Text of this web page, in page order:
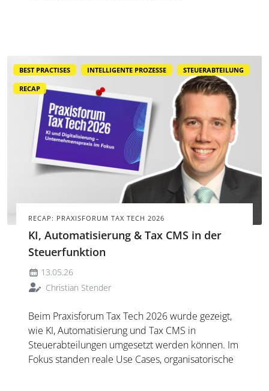
BEST PRACTISES INTELLIGENTE PROZESSE STEUERABTEILUNG
RECAP
RECAP: PRAXISFORUM TAX TECH 2026
KI, Automatisierung & Tax CMS in der
Steuerfunktion
13.05.26
Christian Stender
Beim Praxisforum Tax Tech 2026 wurde gezeigt,
wie KI, Automatisierung und Tax CMS in
Steuerabteilungen umgesetzt werden können. Im
Fokus standen reale Use Cases, organisatorische